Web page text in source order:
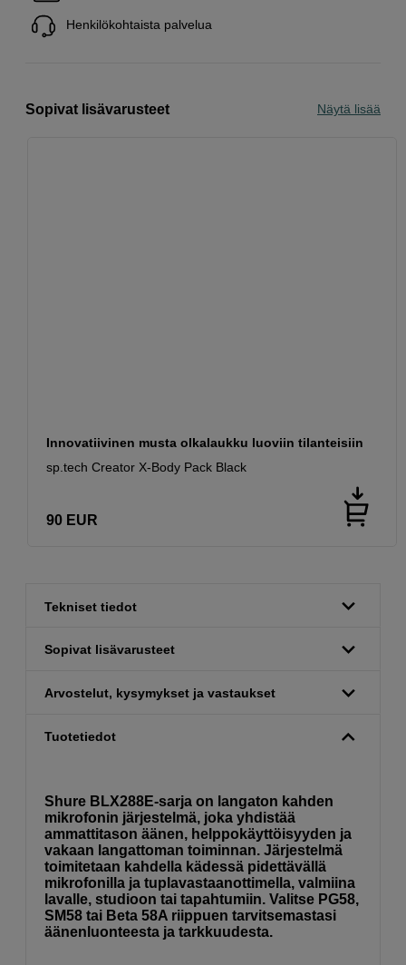
Henkilökohtaista palvelua
Sopivat lisävarusteet Näytä lisää
Innovatiivinen musta olkalaukku luoviin tilanteisiin
sp.tech Creator X-Body Pack Black
90 EUR
Tekniset tiedot
Sopivat lisävarusteet
Arvostelut, kysymykset ja vastaukset
Tuotetiedot
Shure BLX288E-sarja on langaton kahden
mikrofonin järjestelmä, joka yhdistää
ammattitason äänen, helppokäyttöisyyden ja
vakaan langattoman toiminnan. Järjestelmä
toimitetaan kahdella kädessä pidettävällä
mikrofonilla ja tuplavastaanottimella, valmiina
lavalle, studioon tai tapahtumiin. Valitse PG58,
SM58 tai Beta 58A riippuen tarvitsemastasi
äänenluonteesta ja tarkkuudesta.